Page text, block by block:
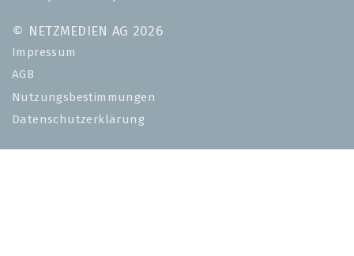
© NETZMEDIEN AG 2026
Impressum
AGB
Nutzungsbestimmungen
Datenschutzerklärung